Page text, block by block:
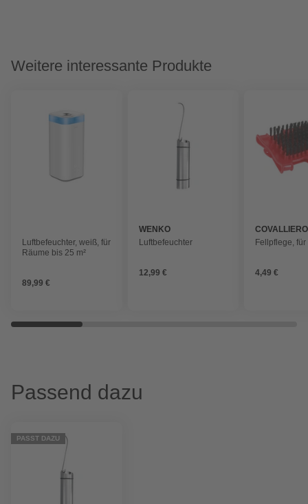
Weitere interessante Produkte
Luftbefeuchter, weiß, für
Räume bis 25 m²
89,99 €
WENKO
Luftbefeuchter
12,99 €
COVALLIERO
Fellpflege, für
4,49 €
Passend dazu
PASST DAZU